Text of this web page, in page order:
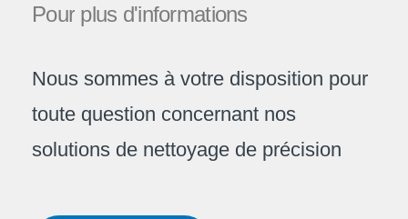
Pour plus d'informations
Nous sommes à votre disposition pour
toute question concernant nos
solutions de nettoyage de précision